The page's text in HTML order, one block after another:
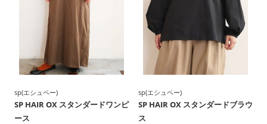
sp(エシュペー)
SP HAIR OX スタンダードワンピ
ース
sp(エシュペー)
SP HAIR OX スタンダードブラウ
ス